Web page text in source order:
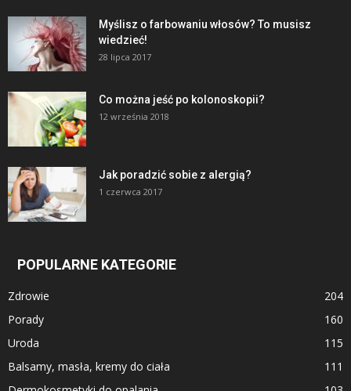
Myślisz o farbowaniu włosów? To musisz
wiedzieć!
28 lipca 2017
Co można jeść po kolonoskopii?
12 września 2018
Jak poradzić sobie z alergią?
1 czerwca 2017
POPULARNE KATEGORIE
Zdrowie
204
Porady
160
Uroda
115
Balsamy, masła, kremy do ciała
111